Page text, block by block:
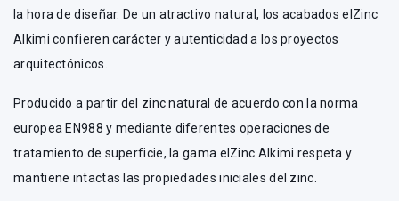
la hora de diseñar. De un atractivo natural, los acabados elZinc
Alkimi confieren carácter y autenticidad a los proyectos
arquitectónicos.
Producido a partir del zinc natural de acuerdo con la norma
europea EN988 y mediante diferentes operaciones de
tratamiento de superficie, la gama elZinc Alkimi respeta y
mantiene intactas las propiedades iniciales del zinc.